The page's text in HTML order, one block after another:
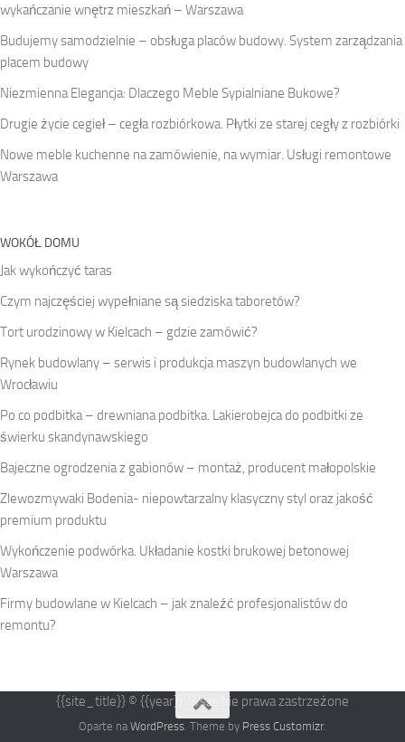
wykańczanie wnętrz mieszkań – Warszawa
Budujemy samodzielnie – obsługa placów budowy. System zarządzania
placem budowy
Niezmienna Elegancja: Dlaczego Meble Sypialniane Bukowe?
Drugie życie cegieł – cegła rozbiórkowa. Płytki ze starej cegły z rozbiórki
Nowe meble kuchenne na zamówienie, na wymiar. Usługi remontowe
Warszawa
WOKÓŁ DOMU
Jak wykończyć taras
Czym najczęściej wypełniane są siedziska taboretów?
Tort urodzinowy w Kielcach – gdzie zamówić?
Rynek budowlany – serwis i produkcja maszyn budowlanych we
Wrocławiu
Po co podbitka – drewniana podbitka. Lakierobejca do podbitki ze
świerku skandynawskiego
Bajeczne ogrodzenia z gabionów – montaż, producent małopolskie
Zlewozmywaki Bodenia- niepowtarzalny klasyczny styl oraz jakość
premium produktu
Wykończenie podwórka. Układanie kostki brukowej betonowej
Warszawa
Firmy budowlane w Kielcach – jak znaleźć profesjonalistów do
remontu?
{{site_title}} © {{year}}. Wszelkie prawa zastrzeżone
Oparte naWordPress. Theme by Press Customizr.